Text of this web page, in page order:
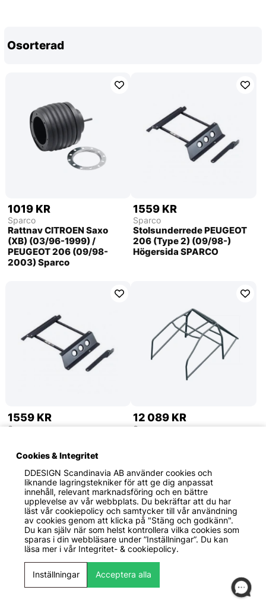
Osorterad
1019 KR
Sparco
Rattnav CITROEN Saxo
(XB) (03/96-1999) /
PEUGEOT 206 (09/98-
2003) Sparco
1559 KR
Sparco
Stolsunderrede PEUGEOT
206 (Type 2) (09/98-)
Högersida SPARCO
1559 KR
Sparco
206 (Type 2) (09/98-)
Vänstersida SPARCO
12 089 KR
Sparco
Cookies & Integritet
DDESIGN Scandinavia ABanvänder cookies och
liknande lagringstekniker för att ge dig anpassat
innehåll, relevant marknadsföring och en bättre
upplevelse av vår webbplats. Du bekräftar att du har
läst vår cookiepolicy och samtycker till vår användning
av cookies genom att klicka på "Stäng och godkänn".
Du kan själv när som helst kontrollera vilka cookies som
sparas i din webbläsare under ”Inställningar”. Du kan
läsa mer i vår Integritet- & cookiepolicy.
Inställningar Acceptera alla